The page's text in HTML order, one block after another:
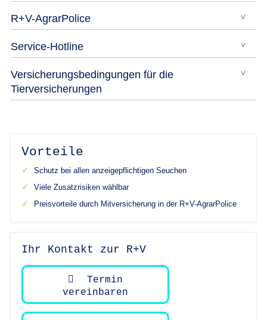
R+V-AgrarPolice
Service-Hotline
Versicherungsbedingungen für die
Tierversicherungen
Vorteile
Schutz bei allen anzeigepflichtigen Seuchen
Viele Zusatzrisiken wählbar
Preisvorteile durch Mitversicherung in der R+V-AgrarPolice
Ihr Kontakt zur R+V
Termin
vereinbaren